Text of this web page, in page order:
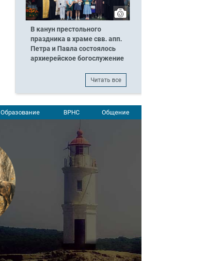
В канун престольного
праздника в храме свв. апп.
Петра и Павла состоялось
архиерейское богослужение
Читать все
Образование ВРНС Общение